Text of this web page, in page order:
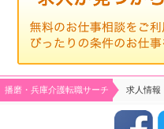
播磨・兵庫介護転職サーチ 求人情報